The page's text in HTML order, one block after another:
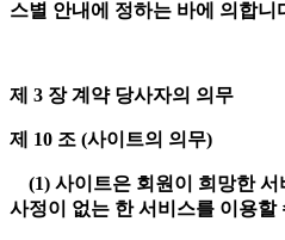
스별 안내에 정하는 바에 의합니
제 3 장 계약 당사자의 의무
제 10 조 (사이트의 의무)
(1) 사이트은 회원이 희망한 서
사정이 없는 한 서비스를 이용할